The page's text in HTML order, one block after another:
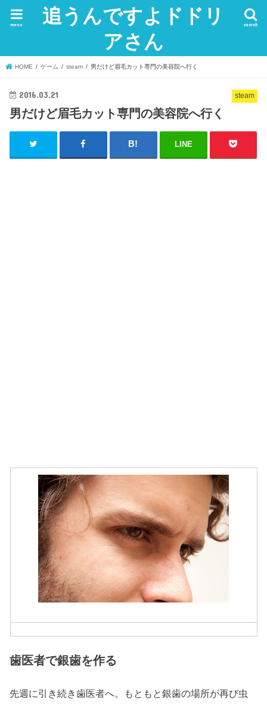
追うんですよドドリ
アさん
search
menu
HOME ゲーム steam 男だけど眉毛カット専門の美容院へ行く
steam
2016.03.21
男だけど眉毛カット専門の美容院へ行く
LINE
歯医者で銀歯を作る
先週に引き続き歯医者へ。もともと銀歯の場所が再び虫